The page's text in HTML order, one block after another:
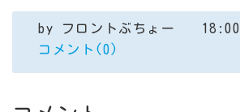
by フロントぶちょー
18:00
コメント(0)